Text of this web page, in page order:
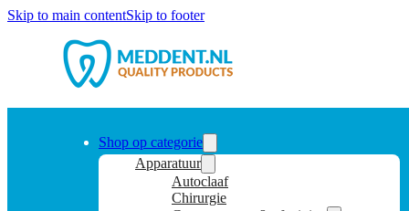
Skip to main contentSkip to footer
Shop op categorie
Apparatuur
Autoclaaf
Chirurgie